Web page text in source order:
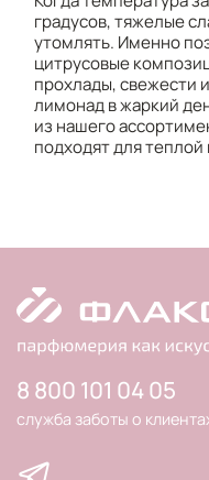
градусов, тяжелые
утомлять. Именно
цитрусовые
прохлады, свежести
лимонад в жаркий
из нашего
подходят для теплой
8 800 101 04 05
служба заботы о